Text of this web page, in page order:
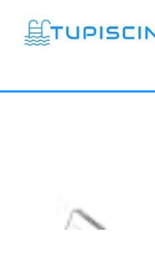
contenido